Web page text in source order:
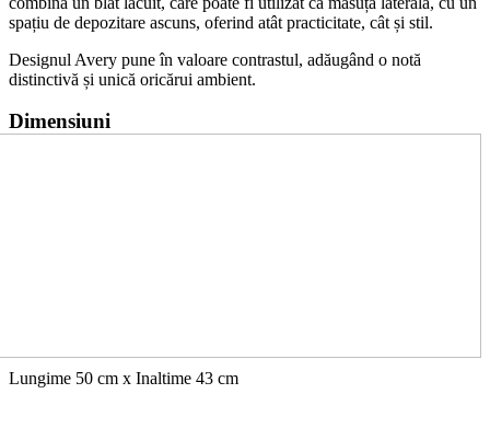
spațiu de depozitare ascuns, oferind atât practicitate, cât și stil.
Designul Avery pune în valoare contrastul, adăugând o notă
distinctivă și unică oricărui ambient.
Dimensiuni
Lungime 50 cm x Inaltime 43 cm